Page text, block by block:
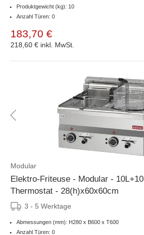
Produktgewicht (kg): 10
Anzahl Türen: 0
183,70 €
218,60 € inkl. MwSt.
Modular
Elektro-Friteuse - Modular -
Thermostat - 28(h)x60x60cm
3 - 5 Werktage
Abmessungen (mm): H280 x B600 x T600
Anzahl Türen: 0